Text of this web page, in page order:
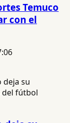
Temuco
con el